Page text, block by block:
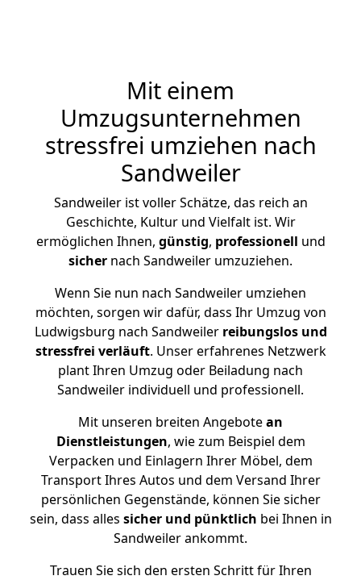
Mit einem
Umzugsunternehmen
stressfrei umziehen nach
Sandweiler
Sandweiler ist voller Schätze, das reich an
Geschichte, Kultur und Vielfalt ist. Wir
ermöglichen Ihnen, günstig, professionell und
sicher nach Sandweiler umzuziehen.
Wenn Sie nun nach Sandweiler umziehen
möchten, sorgen wir dafür, dass Ihr Umzug von
Ludwigsburg nach Sandweiler reibungslos und
stressfrei verläuft. Unser erfahrenes Netzwerk
plant Ihren Umzug oder Beiladung nach
Sandweiler individuell und professionell.
Mit unseren breiten Angebotean
Dienstleistungen, wie zum Beispiel dem
Verpacken und Einlagern Ihrer Möbel, dem
Transport Ihres Autos und dem Versand Ihrer
persönlichen Gegenstände, können Sie sicher
sein, dass alles sicher und pünktlich bei Ihnen in
Sandweiler ankommt.
Trauen Sie sich den ersten Schritt für Ihren